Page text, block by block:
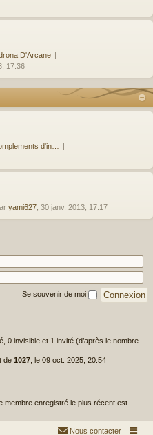
D'Arcane
17:36
d'in…
yami627 , 30 janv. 2013, 17:17
Se souvenir de moi
0 invisible et 1 invité (d’après le nombre
de 1027, le 09 oct. 2025, 20:54
membre enregistré le plus récent est
Nous contacter